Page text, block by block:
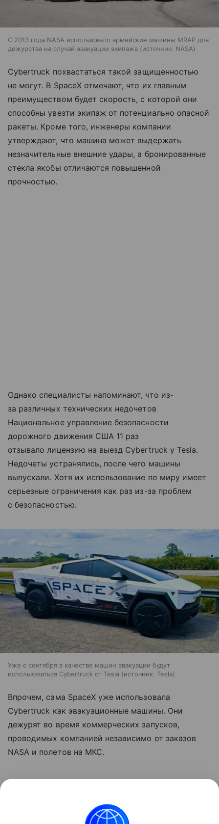
С 2013 года NASA использовало армейские машины MRAP для
дежурства на случай эвакуации экипажа
источник: NASA
Cybertruck похвастаться такой защищенностью
не могут. В SpaceX отмечают, что их главным
преимуществом будет скорость, с которой они
способны увезти экипаж от потенциально опасной
ракеты. Кроме того, инженеры компании
утверждают, что машина может выдержать
незначительные внешние удары, а бронированные
стекла якобы отличаются повышенной
прочностью.
Однако специалисты напоминают, что из-
за различных технических недочетов
Национальное управление безопасности
дорожного движения США 11 раз
отзывало лицензию на выезд Cybertruck у Tesla.
Недочеты устранялись, после чего машины
выпускали. Хотя их использование по миру имеет
серьезные ограничения как раз из-за проблем
с безопасностью.
Уже с сентября в качестве машин эвакуации будут
использоваться Cybertruck от Tesla
источник: Tesla
Впрочем, сама SpaceX уже использовала
Cybertruck как эвакуационные машины. Они
дежурят во время коммерческих запусков,
проводимых компанией независимо от заказов
NASA и полетов на МКС.
Ранее мы